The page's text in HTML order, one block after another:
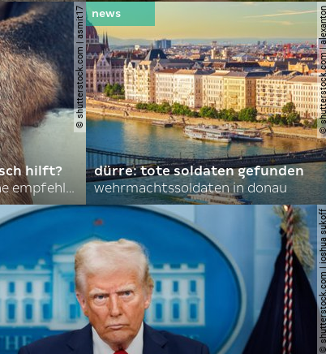
© shutterstock.com | asmit17
hilft?
nordkoreas sommerliche empfehlungen
©
dürre: tote soldaten gefunden
wehrmachtssoldaten in donau
©